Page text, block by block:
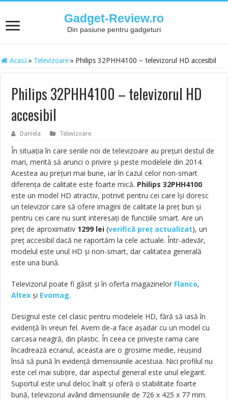
Gadget-Review.ro
Din pasiune pentru gadgeturi
Acasă » Televizoare » Philips 32PHH4100 – televizorul HD accesibil
Philips 32PHH4100 – televizorul HD
accesibil
Daniela Televizoare
În situația în care seriile noi de televizoare au prețuri destul de
mari, merită să arunci o privire și peste modelele din 2014.
Acestea au prețuri mai bune, iar în cazul celor non-smart
diferența de calitate este foarte mică. Philips 32PHH4100
este un model HD atractiv, potrivit pentru cei care își doresc
un televizor care să ofere imagini de calitate la preț bun și
pentru cei care nu sunt interesați de funcțiile smart. Are un
preț de aproximativ 1299 lei (verifică preț actualizat), un
preț accesibil dacă ne raportăm la cele actuale. Într-adevăr,
modelul este unul HD și non-smart, dar calitatea generală
este una bună.
Televizorul poate fi găsit și în oferta magazinelor Flanco,
Altex și Evomag.
Designul este cel clasic pentru modelele HD, fără să iasă în
evidență în vreun fel. Avem de-a face așadar cu un model cu
carcasa neagră, din plastic. În ceea ce priveşte rama care
încadrează ecranul, aceasta are o grosime medie, reușind
însă să pună în evidență dimensiunile acestuia. Nici profilul nu
este cel mai subțire, dar aspectul general este unul elegant.
Suportul este unul deloc înalt și oferă o stabilitate foarte
bună, televizorul având dimensiunile de 726 x 425 x 77 mm.